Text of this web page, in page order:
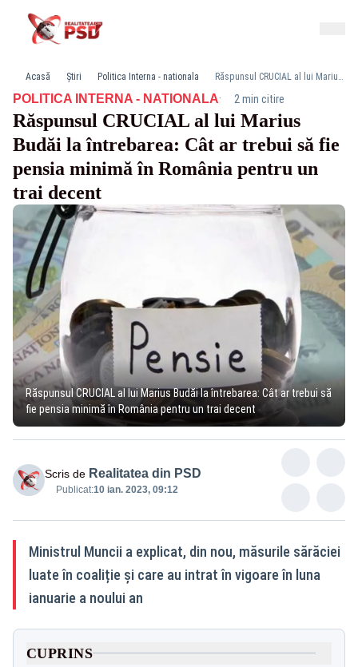
Acasă Știri Politica Interna - nationala Răspunsul CRUCIAL al lui Marius Budăi la întrebarea: Cât ar trebui să fie pensia minimă în România pentru un trai decent
POLITICA INTERNA - NATIONALA· 2 min citire
Răspunsul CRUCIAL al lui Marius
Budăi la întrebarea: Cât ar trebui să fie
pensia minimă în România pentru un
trai decent
Răspunsul CRUCIAL al lui Marius Budăi la întrebarea: Cât ar trebui să
fie pensia minimă în România pentru un trai decent
Scris de Realitatea din PSD
Publicat:10 ian. 2023, 09:12
Ministrul Muncii a explicat, din nou, măsurile sărăciei
luate în coaliție și care au intrat în vigoare în luna
ianuarie a noului an
CUPRINS